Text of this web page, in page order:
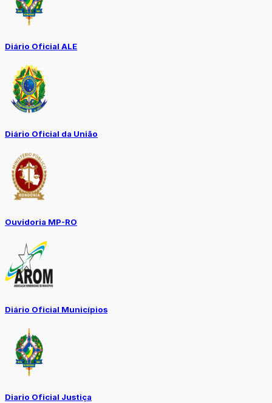
Diário Oficial ALE
Diário Oficial da União
Ouvidoria MP-RO
Diário Oficial Municípios
Diario Oficial Justiça